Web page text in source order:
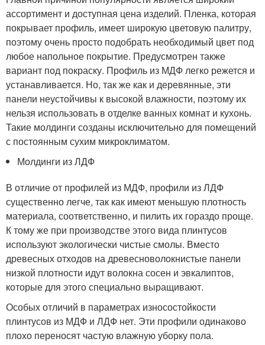
ассортимент и доступная цена изделий. Пленка, которая
покрывает профиль, имеет широкую цветовую палитру,
поэтому очень просто подобрать необходимый цвет под
любое напольное покрытие. Предусмотрен также
вариант под покраску. Профиль из МДФ легко режется и
устанавливается. Но, так же как и деревянные, эти
панели неустойчивы к высокой влажности, поэтому их
нельзя использовать в отделке ванных комнат и кухонь.
Такие молдинги созданы исключительно для помещений
с постоянным сухим микроклиматом.
Молдинги из ЛДФ
В отличие от профилей из МДФ, профили из ЛДФ
существенно легче, так как имеют меньшую плотность
материала, соответственно, и пилить их гораздо проще.
К тому же при производстве этого вида плинтусов
используют экологически чистые смолы. Вместо
древесных отходов на древесноволокнистые панели
низкой плотности идут волокна сосен и эвкалиптов,
которые для этого специально выращивают.
Особых отличий в параметрах износостойкости
плинтусов из МДФ и ЛДФ нет. Эти профили одинаково
плохо переносят частую влажную уборку пола.